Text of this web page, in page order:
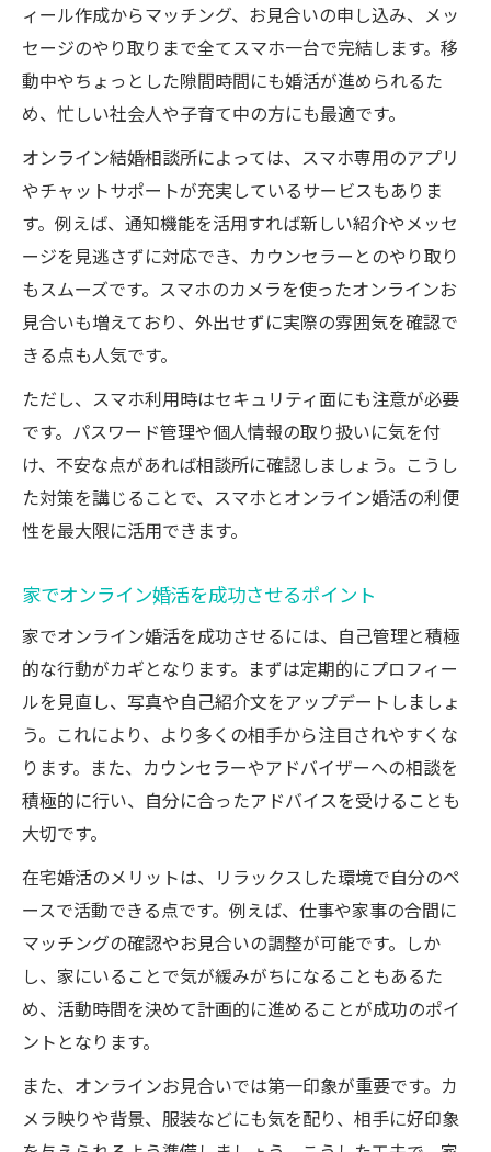
ィール作成からマッチング、お見合いの申し込み、メッ
セージのやり取りまで全てスマホ一台で完結します。移
動中やちょっとした隙間時間にも婚活が進められるた
め、忙しい社会人や子育て中の方にも最適です。
オンライン結婚相談所によっては、スマホ専用のアプリ
やチャットサポートが充実しているサービスもありま
す。例えば、通知機能を活用すれば新しい紹介やメッセ
ージを見逃さずに対応でき、カウンセラーとのやり取り
もスムーズです。スマホのカメラを使ったオンラインお
見合いも増えており、外出せずに実際の雰囲気を確認で
きる点も人気です。
ただし、スマホ利用時はセキュリティ面にも注意が必要
です。パスワード管理や個人情報の取り扱いに気を付
け、不安な点があれば相談所に確認しましょう。こうし
た対策を講じることで、スマホとオンライン婚活の利便
性を最大限に活用できます。
家でオンライン婚活を成功させるポイント
家でオンライン婚活を成功させるには、自己管理と積極
的な行動がカギとなります。まずは定期的にプロフィー
ルを見直し、写真や自己紹介文をアップデートしましょ
う。これにより、より多くの相手から注目されやすくな
ります。また、カウンセラーやアドバイザーへの相談を
積極的に行い、自分に合ったアドバイスを受けることも
大切です。
在宅婚活のメリットは、リラックスした環境で自分のペ
ースで活動できる点です。例えば、仕事や家事の合間に
マッチングの確認やお見合いの調整が可能です。しか
し、家にいることで気が緩みがちになることもあるた
め、活動時間を決めて計画的に進めることが成功のポイ
ントとなります。
また、オンラインお見合いでは第一印象が重要です。カ
メラ映りや背景、服装などにも気を配り、相手に好印象